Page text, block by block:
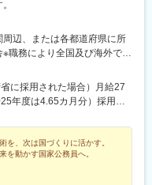
～11:00の間で選択できま
導しています。
ラスの「技術・知識集団」
・建築系総合コンサルタン
河川、上下水道、港湾、空
周辺、または各都道府県に所
職務により全国及び海外での
・近畿・九州）■国土交通
整備局・北海道開発局区
陸・中部・近畿・中国・四
仙台、東京、大阪、福
測候所※就業場所の変更の範
に採用された場合）月給27
年度は4.65カ月分）採用時
受ける俸給月額との均衡を
府省業務調整手当、通勤手
当 等※2026年４月１日現在
」の規定によるものです。
を、次は国づくりに活かす。
を動かす国家公務員へ。